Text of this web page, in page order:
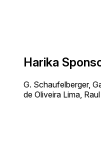
Harika
G. Schaufelberger,
de Oliveira Lima,